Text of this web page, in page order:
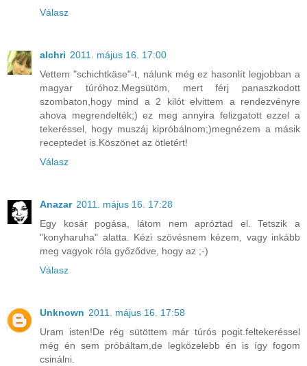
Válasz
alchri 2011. május 16. 17:00
Vettem "schichtkäse"-t, nálunk még ez hasonlít legjobban a
magyar túróhoz.Megsütöm, mert férj panaszkodott
szombaton,hogy mind a 2 kilót elvittem a rendezvényre
ahova megrendelték;) ez meg annyira felizgatott ezzel a
tekeréssel, hogy muszáj kipróbálnom;)megnézem a másik
receptedet is.Köszönet az ötletért!
Válasz
Anazar 2011. május 16. 17:28
Egy kosár pogása, látom nem apróztad el. Tetszik a
"konyharuha" alatta. Kézi szövésnem kézem, vagy inkább
meg vagyok róla győződve, hogy az ;-)
Válasz
Unknown 2011. május 16. 17:58
Uram isten!De rég sütöttem már túrós pogit.feltekeréssel
még én sem próbáltam,de legközelebb én is így fogom
csinálni.